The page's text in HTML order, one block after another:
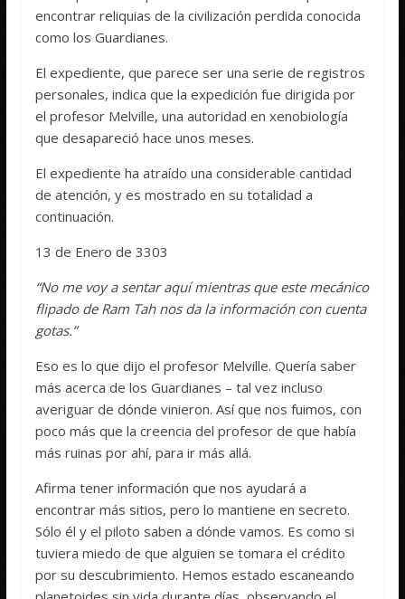
encontrar reliquias de la civilización perdida conocida
como los Guardianes.
El expediente, que parece ser una serie de registros
personales, indica que la expedición fue dirigida por
el profesor Melville, una autoridad en xenobiología
que desapareció hace unos meses.
El expediente ha atraído una considerable cantidad
de atención, y es mostrado en su totalidad a
continuación.
13 de Enero de 3303
“No me voy a sentar aquí mientras que este mecánico
flipado de Ram Tah nos da la información con cuenta
gotas.”
Eso es lo que dijo el profesor Melville. Quería saber
más acerca de los Guardianes – tal vez incluso
averiguar de dónde vinieron. Así que nos fuimos, con
poco más que la creencia del profesor de que había
más ruinas por ahí, para ir más allá.
Afirma tener información que nos ayudará a
encontrar más sitios, pero lo mantiene en secreto.
Sólo él y el piloto saben a dónde vamos. Es como si
tuviera miedo de que alguien se tomara el crédito
por su descubrimiento. Hemos estado escaneando